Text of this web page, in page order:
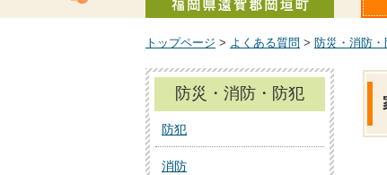
トップページ > よくある質問 > 防災・消防・
防災・消防・防犯
防犯
消防